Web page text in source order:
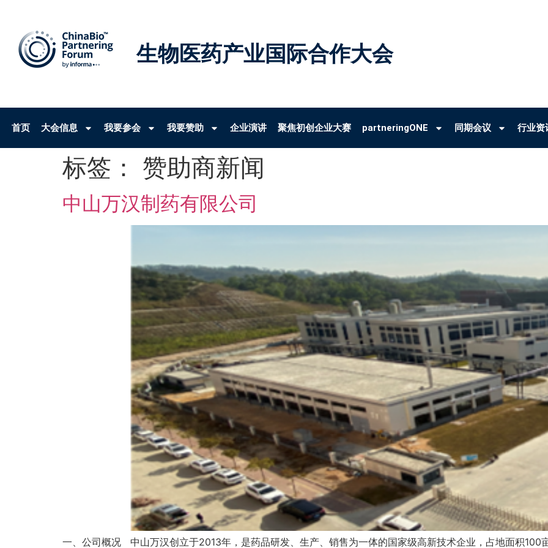
生物医药产业国际合作大会
首页 大会信息 我要参会 我要赞助 企业演讲 聚焦初创企业大赛 partneringONE 同期会议 行业资
标签： 赞助商新闻
中山万汉制药有限公司
一、公司概况 中山万汉创立于2013年，是药品研发、生产、销售为一体的国家级高新技术企业，占地面积100